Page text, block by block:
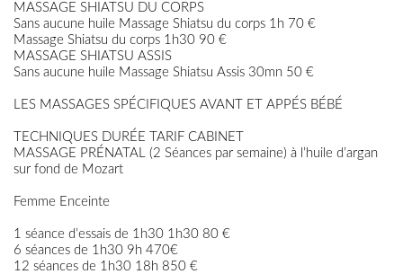
MASSAGE SHIATSU DU CORPS
Sans aucune huile Massage Shiatsu du corps 1h 70 €
Massage Shiatsu du corps 1h30 90 €
MASSAGE SHIATSU ASSIS
Sans aucune huile Massage Shiatsu Assis 30mn 50 €
LES MASSAGES SPÉCIFIQUES AVANT ET APPÉS BÉBÉ
TECHNIQUES DURÉE TARIF CABINET
MASSAGE PRÉNATAL (2 Séances par semaine) à l’huile d’argan
sur fond de Mozart
Femme Enceinte
1 séance d’essais de 1h30 1h30 80 €
6 séances de 1h30 9h 470€
12 séances de 1h30 18h 850 €